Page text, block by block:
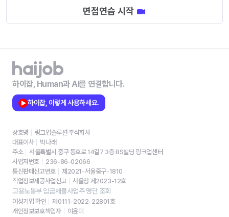
면접연습 시작
하이잡, Human과 AI를 연결합니다.
하이잡, 이렇게 사용하세요.
상호명
링크업솔루션 주식회사
대표이사
박나래
주소
서울특별시 중구 동호로 14길7 3층 BS빌딩 링크업센터
사업자번호
236-86-02066
통신판매신고번호
제2021-서울중구-1810
직업정보제공사업신고
서울청 제2023-12호
고용노동부 임금체불사업주 명단 조회
여성기업 확인
제0111-2022-22801호
개인정보보호책임자
이윤미